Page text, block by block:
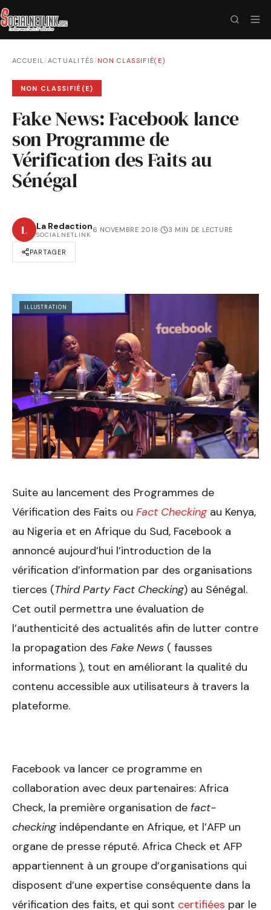
ACCUEIL/ACTUALITÉS /NON CLASSIFIÉ(E)
NON CLASSIFIÉ(E)
Fake News: Facebook lance
son Programme de
Vérification des Faits au
Sénégal
L La Redaction
SOCIALNETLINK
6 NOVEMBRE 2018· 3 MIN DE LECTURE
PARTAGER
ILLUSTRATION
Suite au lancement des Programmes de
Vérification des Faits ou Fact Checkingau Kenya,
au Nigeria et en Afrique du Sud, Facebook a
annoncé aujourd’hui l’introduction de la
vérification d’information par des organisations
tierces (Third Party Fact Checking) au Sénégal.
Cet outil permettra une évaluation de
l’authenticité des actualités afin de lutter contre
la propagation des Fake News ( fausses
informations ), tout en améliorant la qualité du
contenu accessible aux utilisateurs à travers la
plateforme.
Facebook va lancer ce programme en
collaboration avec deux partenaires: Africa
Check, la première organisation de fact-
checkingindépendante en Afrique, et l’AFP un
organe de presse réputé. Africa Check et AFP
appartiennent à un groupe d’organisations qui
disposent d’une expertise conséquente dans la
vérification des faits, et qui sont certifiées par le